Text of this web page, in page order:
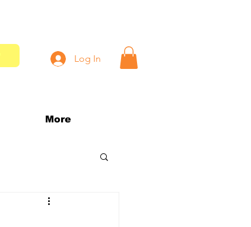
Log In
More